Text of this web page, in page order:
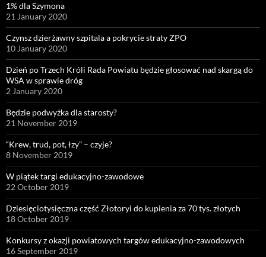
1% dla Szymona
21 January 2020
Czynsz dzierżawny szpitala a pokrycie straty ZPO
10 January 2020
Dzień po Trzech Króli Rada Powiatu będzie głosować nad skargą do
WSA w sprawie dróg
2 January 2020
Będzie podwyżka dla starosty?
21 November 2019
“Krew, trud, pot, łzy” – czyje?
8 November 2019
W piątek targi edukacyjno-zawodowe
22 October 2019
Dziesięciotysięczna część Złotoryi do kupienia za 70 tys. złotych
18 October 2019
Konkursy z okazji powiatowych targów edukacyjno-zawodowych
16 September 2019